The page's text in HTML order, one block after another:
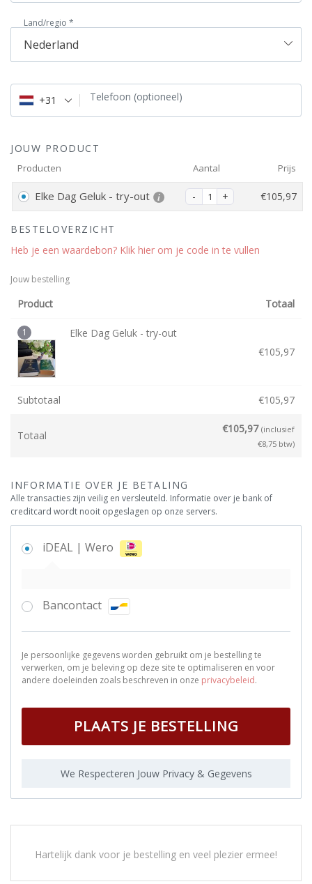
Land/regio *
Nederland
Telefoon (optioneel)
+31
JOUW PRODUCT
Producten Aantal Prijs
Elke Dag Geluk - try-out €105,97
BESTELOVERZICHT
Heb je een waardebon? Klik hier om je code in te vullen
Jouw bestelling
Product Totaal
1
Elke Dag Geluk - try-out
€105,97
Subtotaal €105,97
Totaal
€105,97 (inclusief
€8,75 btw)
INFORMATIE OVER JE BETALING
Alle transacties zijn veilig en versleuteld. Informatie over je bank of
creditcard wordt nooit opgeslagen op onze servers.
iDEAL | Wero
Bancontact
Je persoonlijke gegevens worden gebruikt om je bestelling te
verwerken, om je beleving op deze site te optimaliseren en voor
andere doeleinden zoals beschreven in onze privacybeleid.
PLAATS JE BESTELLING
We Respecteren Jouw Privacy & Gegevens
Hartelijk dank voor je bestelling en veel plezier ermee!